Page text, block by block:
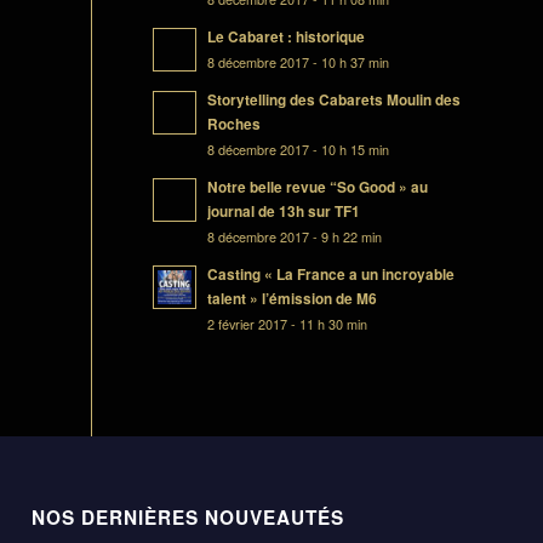
Le Cabaret : historique
8 décembre 2017 - 10 h 37 min
Storytelling des Cabarets Moulin des
Roches
8 décembre 2017 - 10 h 15 min
Notre belle revue “So Good » au
journal de 13h sur TF1
8 décembre 2017 - 9 h 22 min
Casting « La France a un incroyable
talent » l’émission de M6
2 février 2017 - 11 h 30 min
NOS DERNIÈRES NOUVEAUTÉS